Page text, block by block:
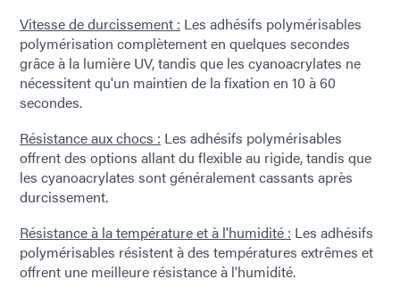
Vitesse de durcissement : Les adhésifs polymérisables
polymérisation complètement en quelques secondes
grâce à la lumière UV, tandis que les cyanoacrylates ne
nécessitent qu'un maintien de la fixation en 10 à 60
secondes.
Résistance aux chocs : Les adhésifs polymérisables
offrent des options allant du flexible au rigide, tandis que
les cyanoacrylates sont généralement cassants après
durcissement.
Résistance à la température et à l'humidité : Les adhésifs
polymérisables résistent à des températures extrêmes et
offrent une meilleure résistance à l'humidité.